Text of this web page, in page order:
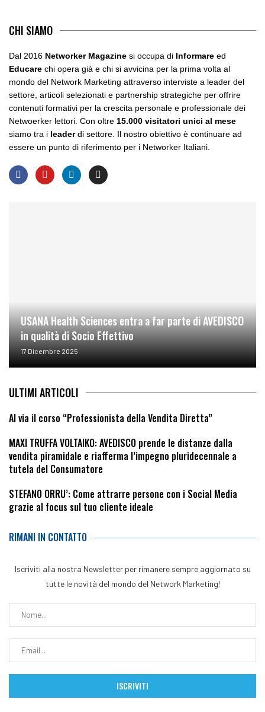
CHI SIAMO
Dal 2016 Networker Magazine si occupa di Informare ed
Educare chi opera già e chi si avvicina per la prima volta al
mondo del Network Marketing attraverso interviste a leader del
settore, articoli selezionati e partnership strategiche per offrire
contenuti formativi per la crescita personale e professionale dei
Netwoerker lettori. Con oltre 15.000 visitatori unici al mese
siamo tra i leaderdi settore. Il nostro obiettivo è continuare ad
essere un punto di riferimento per i Networker Italiani.
USANA Health Sciences entra a far parte di AVEDISCO
in qualità di Socio Effettivo
17 Dicembre 2025
ULTIMI ARTICOLI
Al via il corso “Professionista della Vendita Diretta”
MAXI TRUFFA VOLTAIKO: AVEDISCO prende le distanze dalla
vendita piramidale e riafferma l’impegno pluridecennale a
tutela del Consumatore
STEFANO ORRU’: Come attrarre persone con i Social Media
grazie al focus sul tuo cliente ideale
RIMANI IN CONTATTO
Iscriviti alla nostra Newsletter per rimanere sempre aggiornato su
tutte le novità del mondo del Network Marketing!